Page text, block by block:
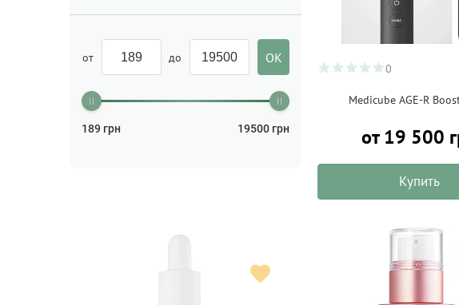
от до
189 грн 19500 грн
0
Medicube AGE-R
от 19 500
Купить